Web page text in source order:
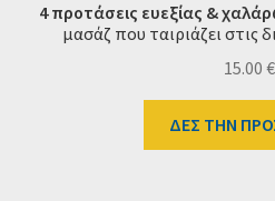
4 προτάσεις ευεξίας &
μασάζ που ταιριάζει στις
15.00 €
ΔΕΣ ΤΗΝ